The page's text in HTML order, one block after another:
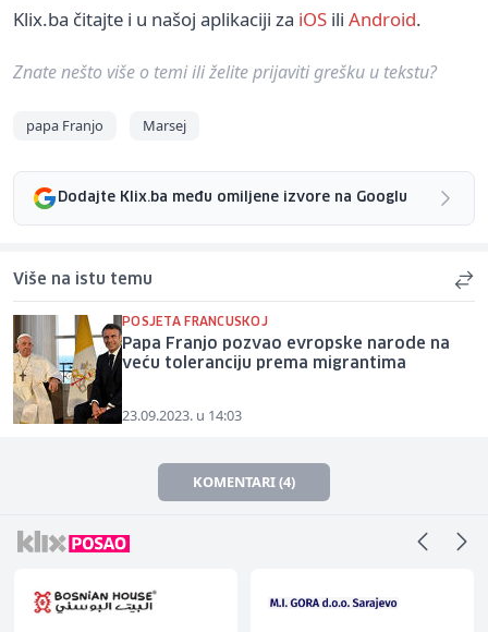
Klix.ba čitajte i u našoj aplikaciji za iOS ili Android.
Znate nešto više o temi ili želite prijaviti grešku u tekstu?
papa Franjo Marsej
Dodajte Klix.ba među omiljene izvore na Googlu
Više na istu temu
POSJETA FRANCUSKOJ
Papa Franjo pozvao evropske narode na
veću toleranciju prema migrantima
23.09.2023. u 14:03
KOMENTARI (4)